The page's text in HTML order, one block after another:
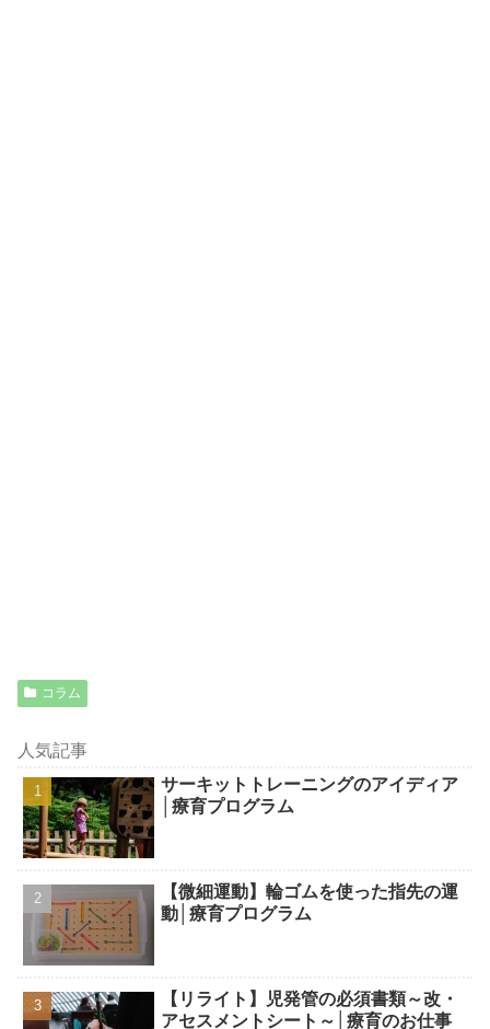
コラム
人気記事
サーキットトレーニングのアイディア
│療育プログラム
【微細運動】輪ゴムを使った指先の運
動│療育プログラム
【リライト】児発管の必須書類～改・
アセスメントシート～│療育のお仕事